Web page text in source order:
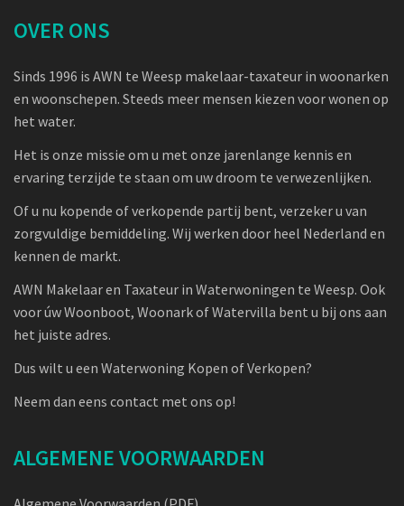
OVER ONS
Sinds 1996 is AWN te Weesp makelaar-taxateur in woonarken
en woonschepen. Steeds meer mensen kiezen voor wonen op
het water.
Het is onze missie om u met onze jarenlange kennis en
ervaring terzijde te staan om uw droom te verwezenlijken.
Of u nu kopende of verkopende partij bent, verzeker u van
zorgvuldige bemiddeling. Wij werken door heel Nederland en
kennen de markt.
AWN Makelaar en Taxateur in Waterwoningen te Weesp. Ook
voor úw Woonboot, Woonark of Watervilla bent u bij ons aan
het juiste adres.
Dus wilt u een Waterwoning Kopen of Verkopen?
Neem dan eens contact met ons op!
ALGEMENE VOORWAARDEN